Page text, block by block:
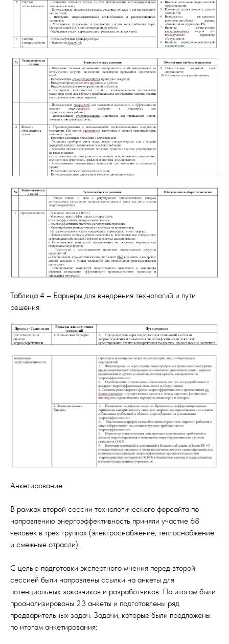
Таблица 4 – Барьеры для внедрения технологий и пути
решения
Анкетирование
В рамках второй сессии технологического форсайта по
направлению энергоэффективность приняли участие 68
человек в трех группах (электроснабжение, теплоснабжение
и смежные отрасли).
С целью подготовки экспертного мнения перед второй
сессией были направлены ссылки на анкеты для
потенциальных заказчиков и разработчиков. По итогам были
проанализированы 23 анкеты и подготовлены ряд
предварительных задач. Задачи, которые были предложены
по итогам анкетирования: